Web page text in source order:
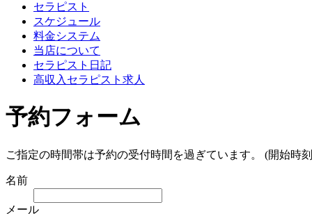
セラピスト
スケジュール
料金システム
当店について
セラピスト日記
高収入セラピスト求人
予約フォーム
ご指定の時間帯は予約の受付時間を過ぎています。 (開始時
名前
メール